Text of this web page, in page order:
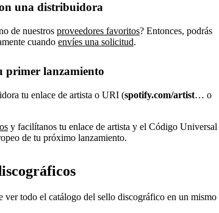
una distribuidora
de nuestros proveedores favoritos? Entonces, podrás
cuando envíes una solicitud.
primer lanzamiento
tu enlace de artista o URI (spotify.com/artist… o
y facilítanos tu enlace de artista y el Código Universal
de tu próximo lanzamiento.
todo el catálogo del sello discográfico en un mismo